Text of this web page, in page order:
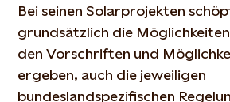
Bei seinen Solarprojekten
grundsätzlich die Möglichkeiten
denVorschriften und
ergeben, auch die jeweiligen
bundeslandspezifischen Rege